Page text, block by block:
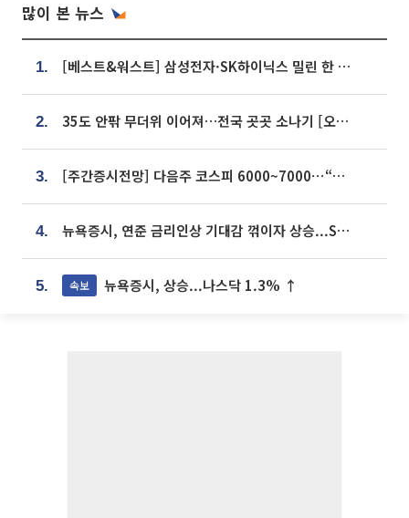
많이 본 뉴스
1. [베스트&워스트] 삼성전자·SK하이닉스 밀린 한 주…상상인증권은 85% 급등
2. 35도 안팎 무더위 이어져…전국 곳곳 소나기 [오늘 날씨]
3. [주간증시전망] 다음주 코스피 6000~7000⋯“外人 수급은 정책이 변수”
4. 뉴욕증시, 연준 금리인상 기대감 꺾이자 상승...S&P500 사상 최고치 [종합]
5. 속보 뉴욕증시, 상승...나스닥 1.3% ↑